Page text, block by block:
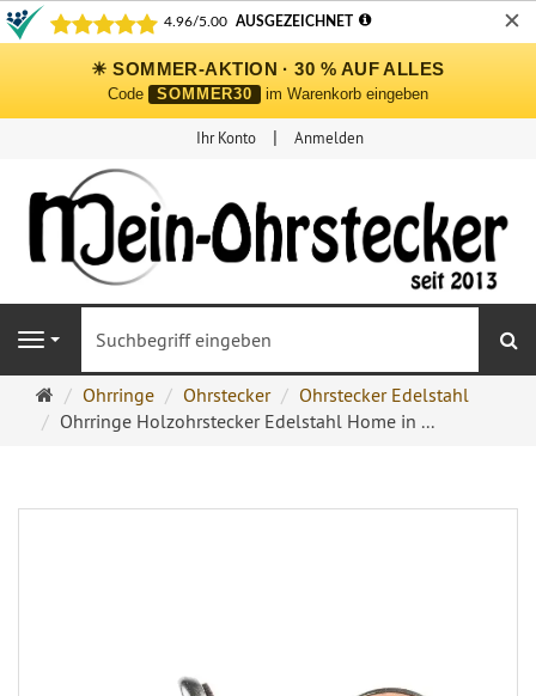
✕
☀ SOMMER-AKTION · 30 % AUF ALLES
Code SOMMER30 im Warenkorb eingeben
Ihr Konto Anmelden
Navigation
Ohrringe
Ohrstecker
Ohrringe Ohrstecker
Ohrstecker Edelstahl
Ohrringe Holzohrstecker Edelstahl Home in ...